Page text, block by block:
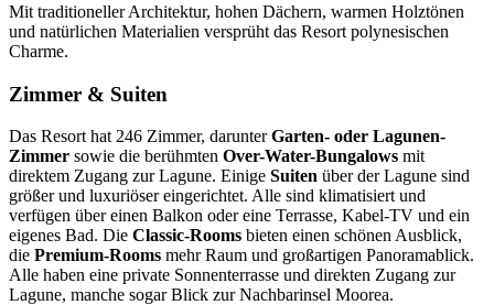
Mit traditioneller Architektur, hohen Dächern, warmen Holztönen
und natürlichen Materialien versprüht das Resort polynesischen
Charme.
Zimmer & Suiten
Das Resort hat 246 Zimmer, darunterGarten- oder Lagunen-
Zimmer sowie die berühmten Over-Water-Bungalows mit
direktem Zugang zur Lagune. Einige Suiten über der Lagune sind
größer und luxuriöser eingerichtet. Alle sind klimatisiert und
verfügen über einen Balkon oder eine Terrasse, Kabel-TV und ein
eigenes Bad. Die Classic-Rooms bieten einen schönen Ausblick,
die Premium-Rooms mehr Raum und großartigen Panoramablick.
Alle haben eine private Sonnenterrasse und direkten Zugang zur
Lagune, manche sogar Blick zur Nachbarinsel Moorea.